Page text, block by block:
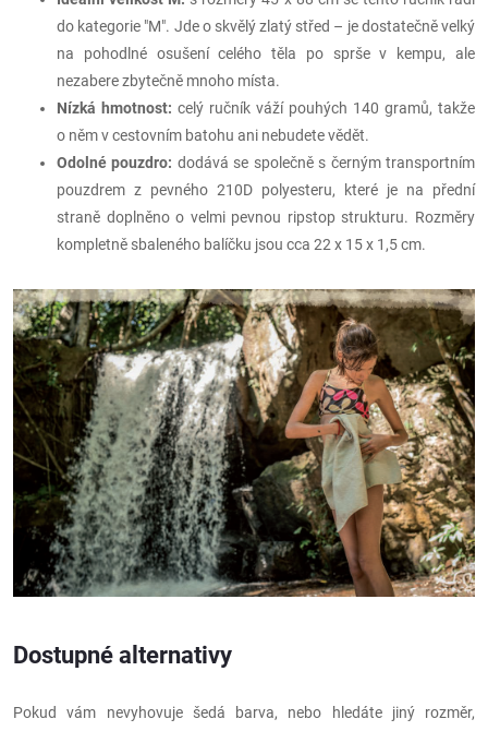
do kategorie "M". Jde o skvělý zlatý střed – je dostatečně velký
na pohodlné osušení celého těla po sprše v kempu, ale
nezabere zbytečně mnoho místa.
Nízká hmotnost: celý ručník váží pouhých 140 gramů, takže
o něm v cestovním batohu ani nebudete vědět.
Odolné pouzdro: dodává se společně s černým transportním
pouzdrem z pevného 210D polyesteru, které je na přední
straně doplněno o velmi pevnou ripstop strukturu. Rozměry
kompletně sbaleného balíčku jsou cca 22 x 15 x 1,5 cm.
Dostupné alternativy
Pokud vám nevyhovuje šedá barva, nebo hledáte jiný rozměr,